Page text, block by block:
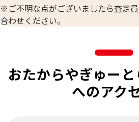
※ご不明な点がございましたら査定
合わせください。
おたからやぎゅー
へのアク